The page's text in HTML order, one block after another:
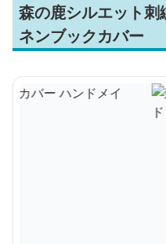
森の鹿シルエット刺
ネンブックカバー